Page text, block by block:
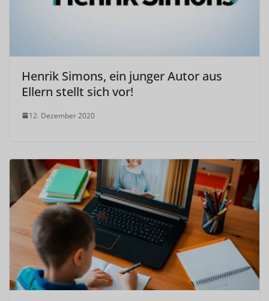
Henrik Simons, ein junger Autor aus
Ellern stellt sich vor!
12. Dezember 2020